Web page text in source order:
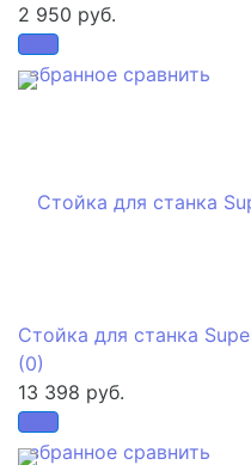
избранное сравнить
2 950 руб.
избранное сравнить
Стойка для станка
(0)
13 398 руб.